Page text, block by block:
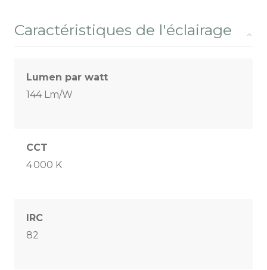
Caractéristiques de l'éclairage
Lumen par watt
144 Lm/W
CCT
4 000 K
IRC
82